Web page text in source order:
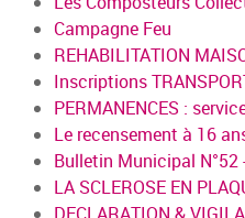
Campagne Feu
REHABILITATION
Inscriptions
PERMANENCES :
Le recensement à 16
Bulletin Municipal N°52
LA SCLEROSE EN
DECLARATION &